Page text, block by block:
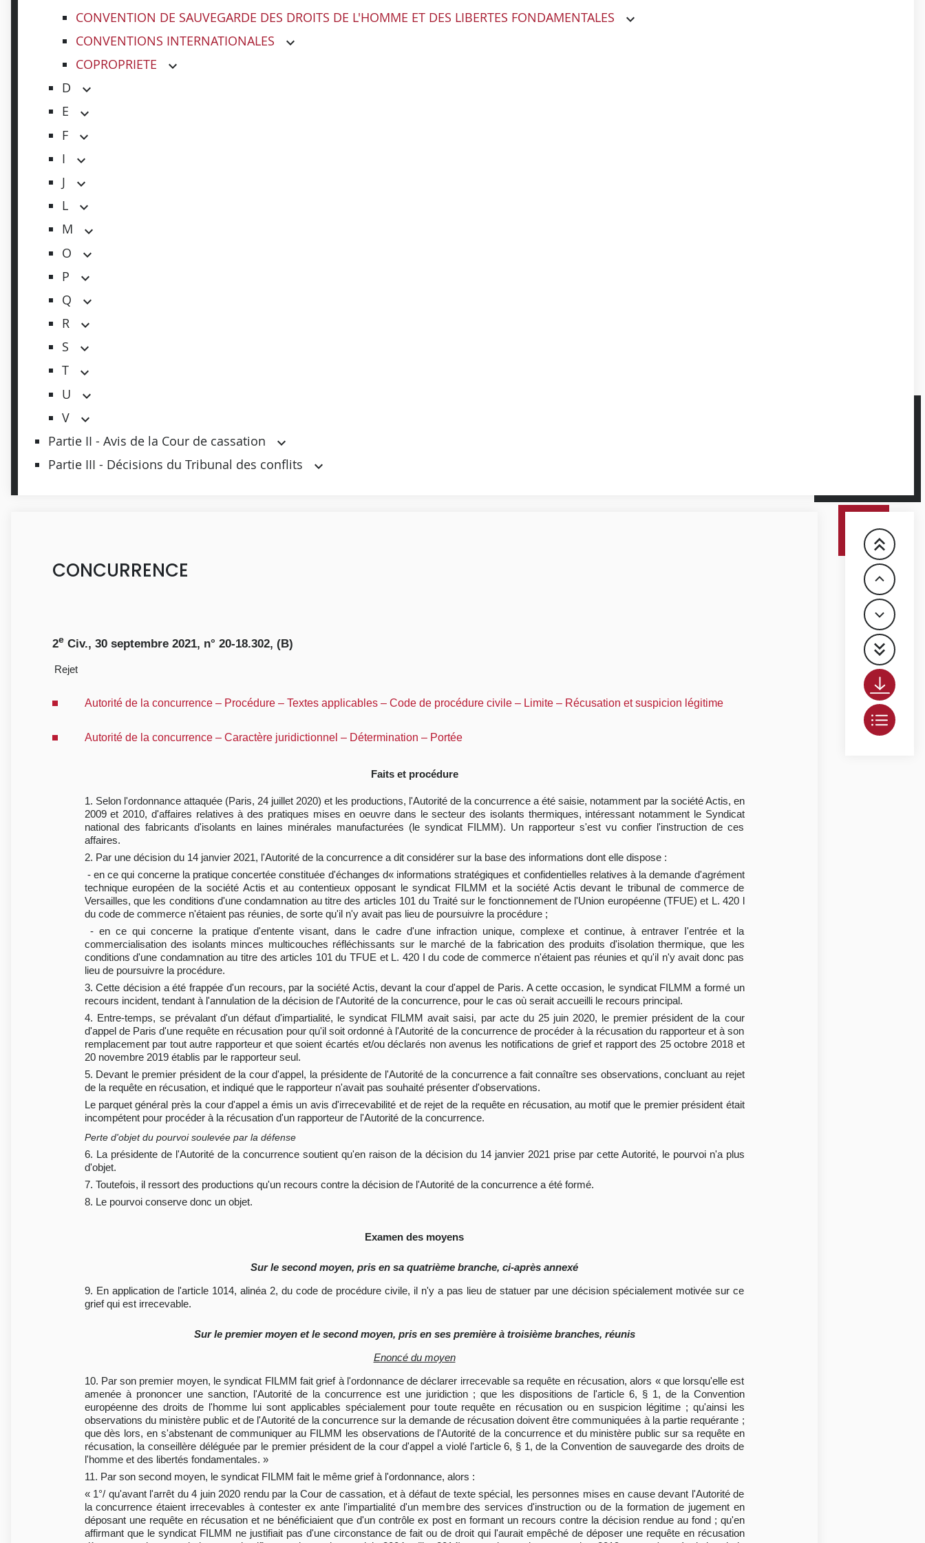
CONVENTION DE SAUVEGARDE DES DROITS DE L'HOMME ET DES LIBERTES FONDAMENTALES
CONVENTIONS INTERNATIONALES
COPROPRIETE
D
E
F
I
J
L
M
O
P
Q
R
S
T
U
V
Partie II - Avis de la Cour de cassation
Partie III - Décisions du Tribunal des conflits
CONCURRENCE
2e Civ., 30 septembre 2021, n° 20-18.302, (B)
Rejet
Autorité de la concurrence – Procédure – Textes applicables – Code de procédure civile – Limite – Récusation et suspicion légitime
Autorité de la concurrence – Caractère juridictionnel – Détermination – Portée
Faits et procédure
1. Selon l'ordonnance attaquée (Paris, 24 juillet 2020) et les productions, l'Autorité de la concurrence a été saisie, notamment par la société Actis, en
2009 et 2010, d'affaires relatives à des pratiques mises en oeuvre dans le secteur des isolants thermiques, intéressant notamment le Syndicat
national des fabricants d'isolants en laines minérales manufacturées (le syndicat FILMM). Un rapporteur s'est vu confier l'instruction de ces
affaires.
2. Par une décision du 14 janvier 2021, l'Autorité de la concurrence a dit considérer sur la base des informations dont elle dispose :
- en ce qui concerne la pratique concertée constituée d'échanges d« informations stratégiques et confidentielles relatives à la demande d'agrément
technique européen de la société Actis et au contentieux opposant le syndicat FILMM et la société Actis devant le tribunal de commerce de
Versailles, que les conditions d'une condamnation au titre des articles 101 du Traité sur le fonctionnement de l'Union européenne (TFUE) et L. 420 l
du code de commerce n'étaient pas réunies, de sorte qu'il n'y avait pas lieu de poursuivre la procédure ;
- en ce qui concerne la pratique d'entente visant, dans le cadre d'une infraction unique, complexe et continue, à entraver I'entrée et la
commercialisation des isolants minces multicouches réfléchissants sur le marché de la fabrication des produits d'isolation thermique, que les
conditions d'une condamnation au titre des articles 101 du TFUE et L. 420 I du code de commerce n'étaient pas réunies et qu'il n'y avait donc pas
lieu de poursuivre la procédure.
3. Cette décision a été frappée d'un recours, par la société Actis, devant la cour d'appel de Paris. A cette occasion, le syndicat FILMM a formé un
recours incident, tendant à l'annulation de la décision de l'Autorité de la concurrence, pour le cas où serait accueilli le recours principal.
4. Entre-temps, se prévalant d'un défaut d'impartialité, le syndicat FILMM avait saisi, par acte du 25 juin 2020, le premier président de la cour
d'appel de Paris d'une requête en récusation pour qu'il soit ordonné à l'Autorité de la concurrence de procéder à la récusation du rapporteur et à son
remplacement par tout autre rapporteur et que soient écartés et/ou déclarés non avenus les notifications de grief et rapport des 25 octobre 2018 et
20 novembre 2019 établis par le rapporteur seul.
5. Devant le premier président de la cour d'appel, la présidente de l'Autorité de la concurrence a fait connaître ses observations, concluant au rejet
de la requête en récusation, et indiqué que le rapporteur n'avait pas souhaité présenter d'observations.
Le parquet général près la cour d'appel a émis un avis d'irrecevabilité et de rejet de la requête en récusation, au motif que le premier président était
incompétent pour procéder à la récusation d'un rapporteur de l'Autorité de la concurrence.
Perte d'objet du pourvoi soulevée par la défense
6. La présidente de l'Autorité de la concurrence soutient qu'en raison de la décision du 14 janvier 2021 prise par cette Autorité, le pourvoi n'a plus
d'objet.
7. Toutefois, il ressort des productions qu'un recours contre la décision de l'Autorité de la concurrence a été formé.
8. Le pourvoi conserve donc un objet.
Examen des moyens
Sur le second moyen, pris en sa quatrième branche, ci-après annexé
9. En application de l'article 1014, alinéa 2, du code de procédure civile, il n'y a pas lieu de statuer par une décision spécialement motivée sur ce
grief qui est irrecevable.
Sur le premier moyen et le second moyen, pris en ses première à troisième branches, réunis
Enoncé du moyen
10. Par son premier moyen, le syndicat FILMM fait grief à l'ordonnance de déclarer irrecevable sa requête en récusation, alors « que lorsqu'elle est
amenée à prononcer une sanction, l'Autorité de la concurrence est une juridiction ; que les dispositions de l'article 6, § 1, de la Convention
européenne des droits de l'homme lui sont applicables spécialement pour toute requête en récusation ou en suspicion légitime ; qu'ainsi les
observations du ministère public et de l'Autorité de la concurrence sur la demande de récusation doivent être communiquées à la partie requérante ;
que dès lors, en s'abstenant de communiquer au FILMM les observations de l'Autorité de la concurrence et du ministère public sur sa requête en
récusation, la conseillère déléguée par le premier président de la cour d'appel a violé l'article 6, § 1, de la Convention de sauvegarde des droits de
l'homme et des libertés fondamentales. »
11. Par son second moyen, le syndicat FILMM fait le même grief à l'ordonnance, alors :
« 1°/ qu'avant l'arrêt du 4 juin 2020 rendu par la Cour de cassation, et à défaut de texte spécial, les personnes mises en cause devant l'Autorité de
la concurrence étaient irrecevables à contester ex ante l'impartialité d'un membre des services d'instruction ou de la formation de jugement en
déposant une requête en récusation et ne bénéficiaient que d'un contrôle ex post en formant un recours contre la décision rendue au fond ; qu'en
affirmant que le syndicat FILMM ne justifiait pas d'une circonstance de fait ou de droit qui l'aurait empêché de déposer une requête en récusation